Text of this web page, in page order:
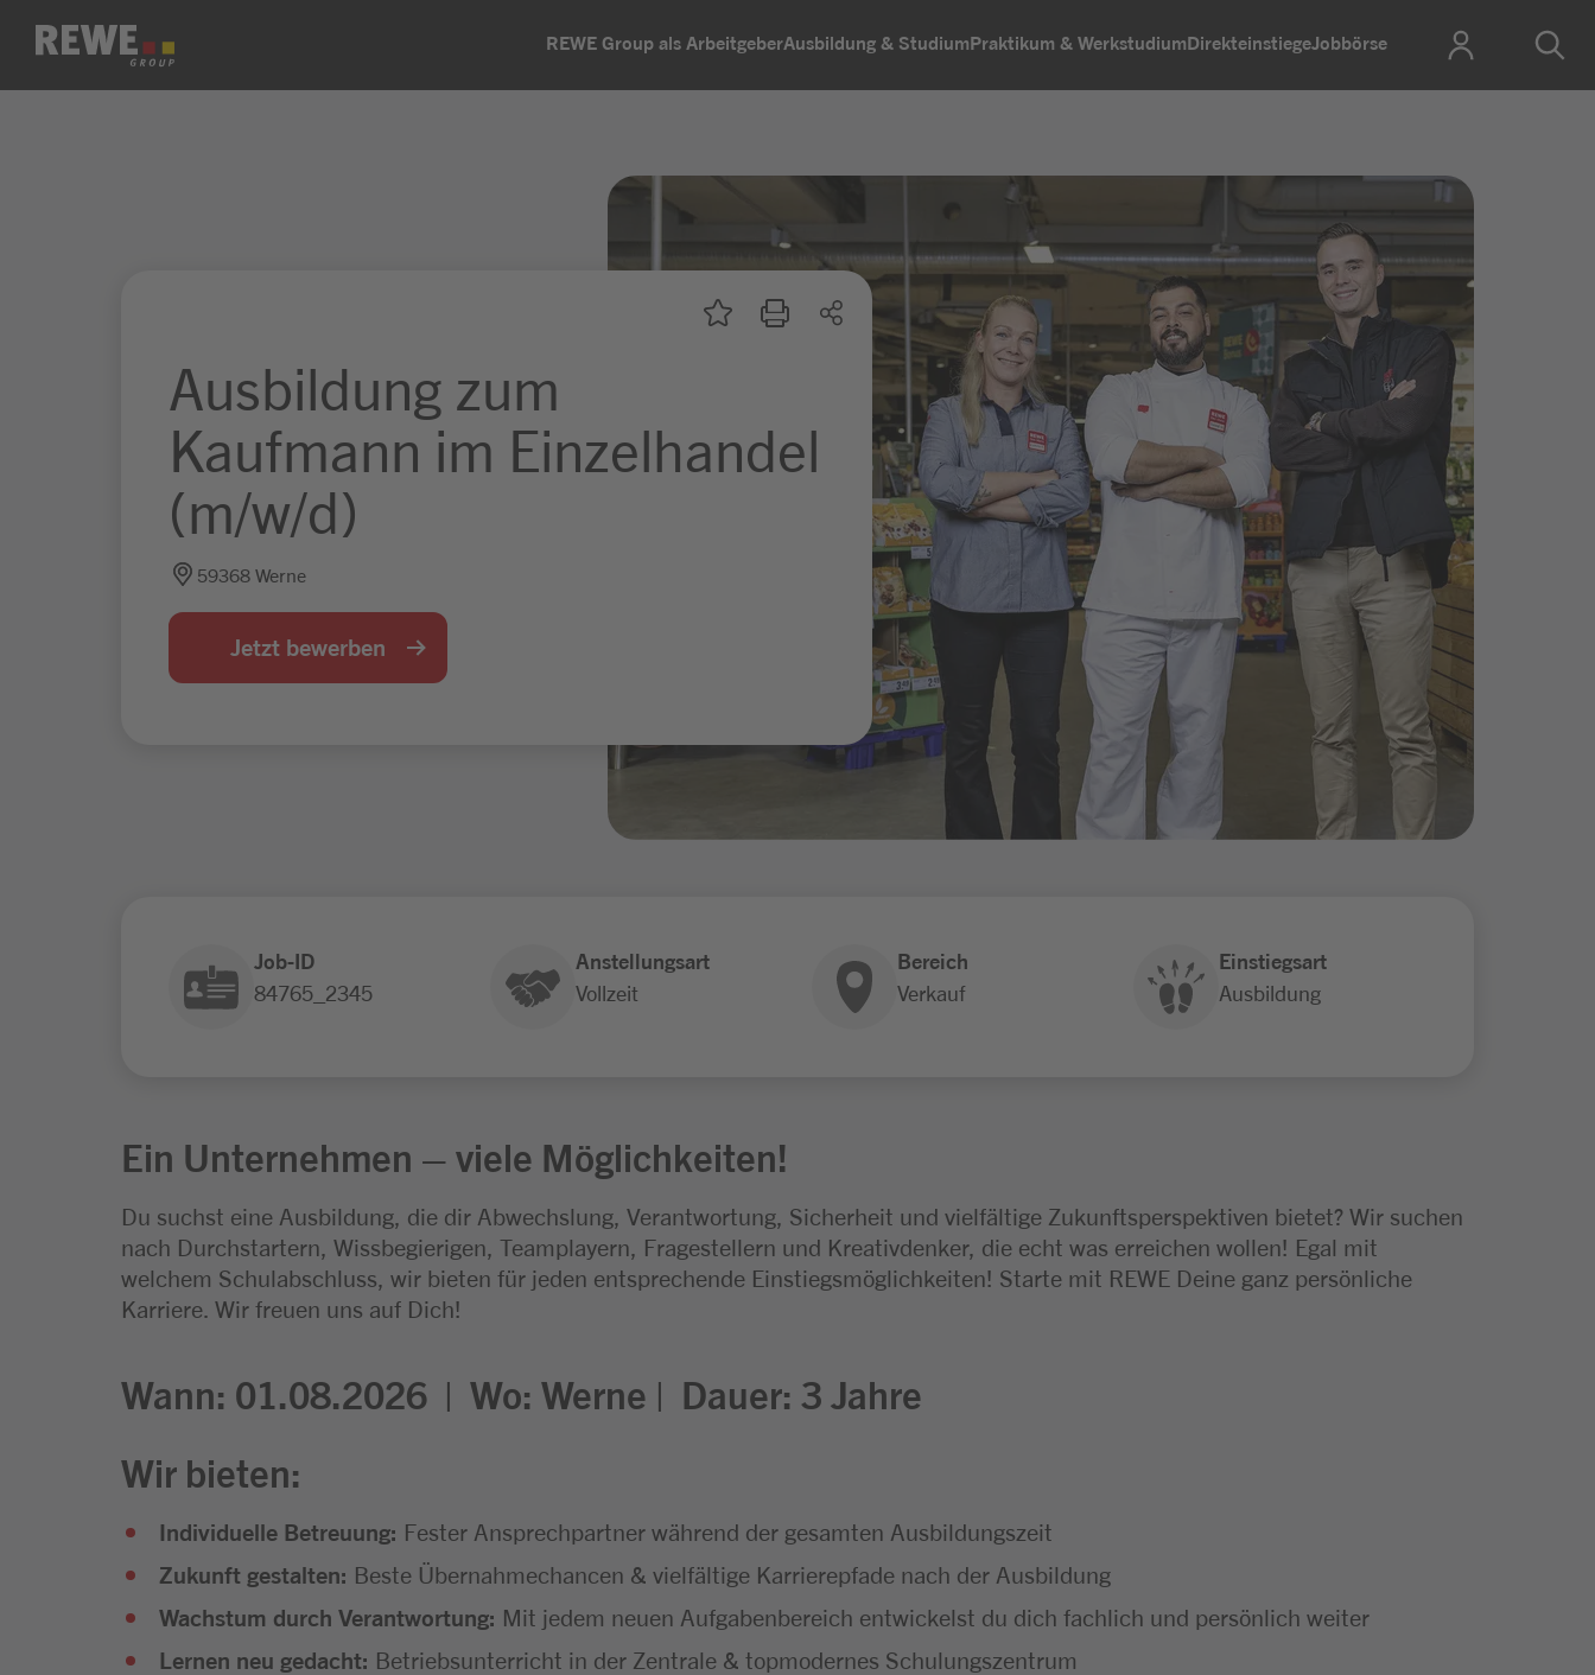
Zum Inhalt springen REWE Group als ArbeitgeberAusbildung & StudiumPraktikum & WerkstudiumDirekteinstiegeJobbörse
Ausbildung zum
Kaufmann im Einzelhandel
(m/w/d)
59368 Werne
Jetzt bewerben
Job-ID
84765_2345
Anstellungsart
Vollzeit
Bereich
Verkauf
Einstiegsart
Ausbildung
Ein Unternehmen – viele Möglichkeiten!
Du suchst eine Ausbildung, die dir Abwechslung, Verantwortung, Sicherheit und vielfältige Zukunftsperspektiven bietet? Wir suchen
nach Durchstartern, Wissbegierigen, Teamplayern, Fragestellern und Kreativdenker, die echt was erreichen wollen! Egal mit
welchem Schulabschluss, wir bieten für jeden entsprechende Einstiegsmöglichkeiten! Starte mit REWE Deine ganz persönliche
Karriere. Wir freuen uns auf Dich!
Wann: 01.08.2026 | Wo: Werne | Dauer: 3 Jahre
Wir bieten:
Individuelle Betreuung: Fester Ansprechpartner während der gesamten Ausbildungszeit
Zukunft gestalten: Beste Übernahmechancen & vielfältige Karrierepfade nach der Ausbildung
Wachstum durch Verantwortung: Mit jedem neuen Aufgabenbereich entwickelst du dich fachlich und persönlich weiter
Lernen neu gedacht: Betriebsunterricht in der Zentrale & topmodernes Schulungszentrum